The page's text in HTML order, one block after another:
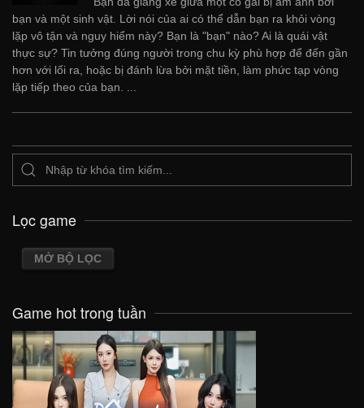
bạn và một sinh vật. Lời nói của ai có thể dẫn bạn ra khỏi vòng
lặp vô tận và nguy hiểm này? Bạn là "bạn" nào? Ai là quái vật
thực sự? Tin tưởng đúng người trong chu kỳ phù hợp để đến gần
hơn với lối ra, hoặc bị đánh lừa bởi mặt tiền, làm phức tạp vòng
lặp tiếp theo của bạn. ...
Lọc game
MỞ BỘ LỌC
Game hot trong tuần
VIEW